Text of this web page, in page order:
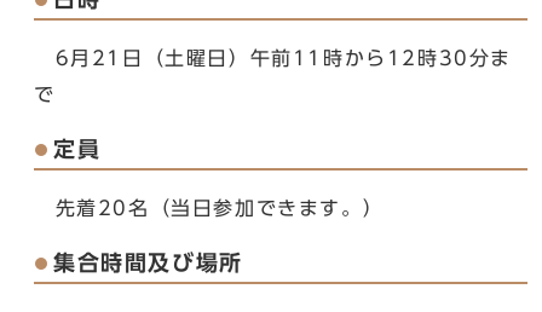
6月21日（土曜日）午前11時から12時30分ま
で
定員
先着20名（当日参加できます。）
集合時間及び場所